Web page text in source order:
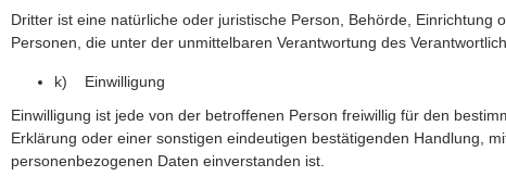
Dritter ist eine natürliche oder juristische Person, Behörde,
Personen, die unter der unmittelbaren Verantwortung des
k) Einwilligung
Einwilligung ist jede von der betroffenen Person freiwillig für den
Erklärung oder einer sonstigen eindeutigen bestätigenden Handlung,
personenbezogenen Daten einverstanden ist.